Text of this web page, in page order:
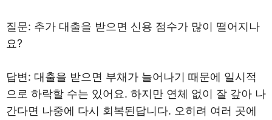
질문: 추가 대출을 받으면 신용 점수가 많이 떨어지나
요?
답변: 대출을 받으면 부채가 늘어나기 때문에 일시적
으로 하락할 수는 있어요. 하지만 연체 없이 잘 갚아 나
간다면 나중에 다시 회복된답니다. 오히려 여러 곳에